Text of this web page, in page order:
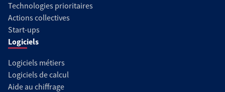
Technologies prioritaires
Actions collectives
Start-ups
Logiciels
Logiciels métiers
Logiciels de calcul
Aide au chiffrage